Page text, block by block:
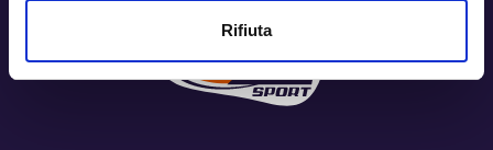
Rifiuta